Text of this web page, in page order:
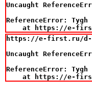
Uncaught
ReferenceError:
at https://e-
https://e-first.ru/d-
Uncaught
ReferenceError:
at https://e-